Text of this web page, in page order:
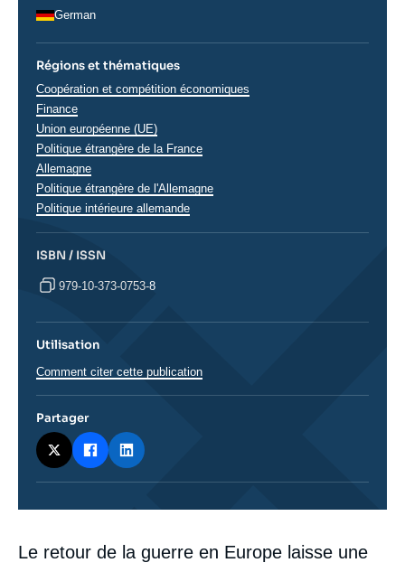
Corps
analyses
Le retour de la guerre en Europe laisse une
German
Régions et thématiques
Thématiques
analyses
Coopération et compétition économiques
Finance
Union européenne (UE)
Régions
Politique étrangère de la France
Allemagne
Politique étrangère de l'Allemagne
Politique intérieure allemande
ISBN / ISSN
979-10-373-0753-8
Utilisation
Comment citer cette publication
Partager